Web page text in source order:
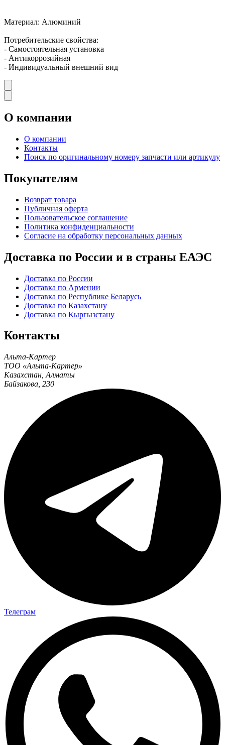
Материал: Алюминий
Потребительские свойства:
- Самостоятельная установка
- Антикоррозийная
- Индивидуальный внешний вид
О компании
О компании
Контакты
Поиск по оригинальному номеру запчасти или артикулу
Покупателям
Возврат товара
Публичная оферта
Пользовательское соглашение
Политика конфиденциальности
Согласие на обработку персональных данных
Доставка по России и в страны ЕАЭС
Доставка по России
Доставка по Армении
Доставка по Республике Беларусь
Доставка по Казахстану
Доставка по Кыргызстану
Контакты
Альта-Картер
ТОО «Альта-Картер»
Казахстан Алматы
Байзакова, 230
Телеграм